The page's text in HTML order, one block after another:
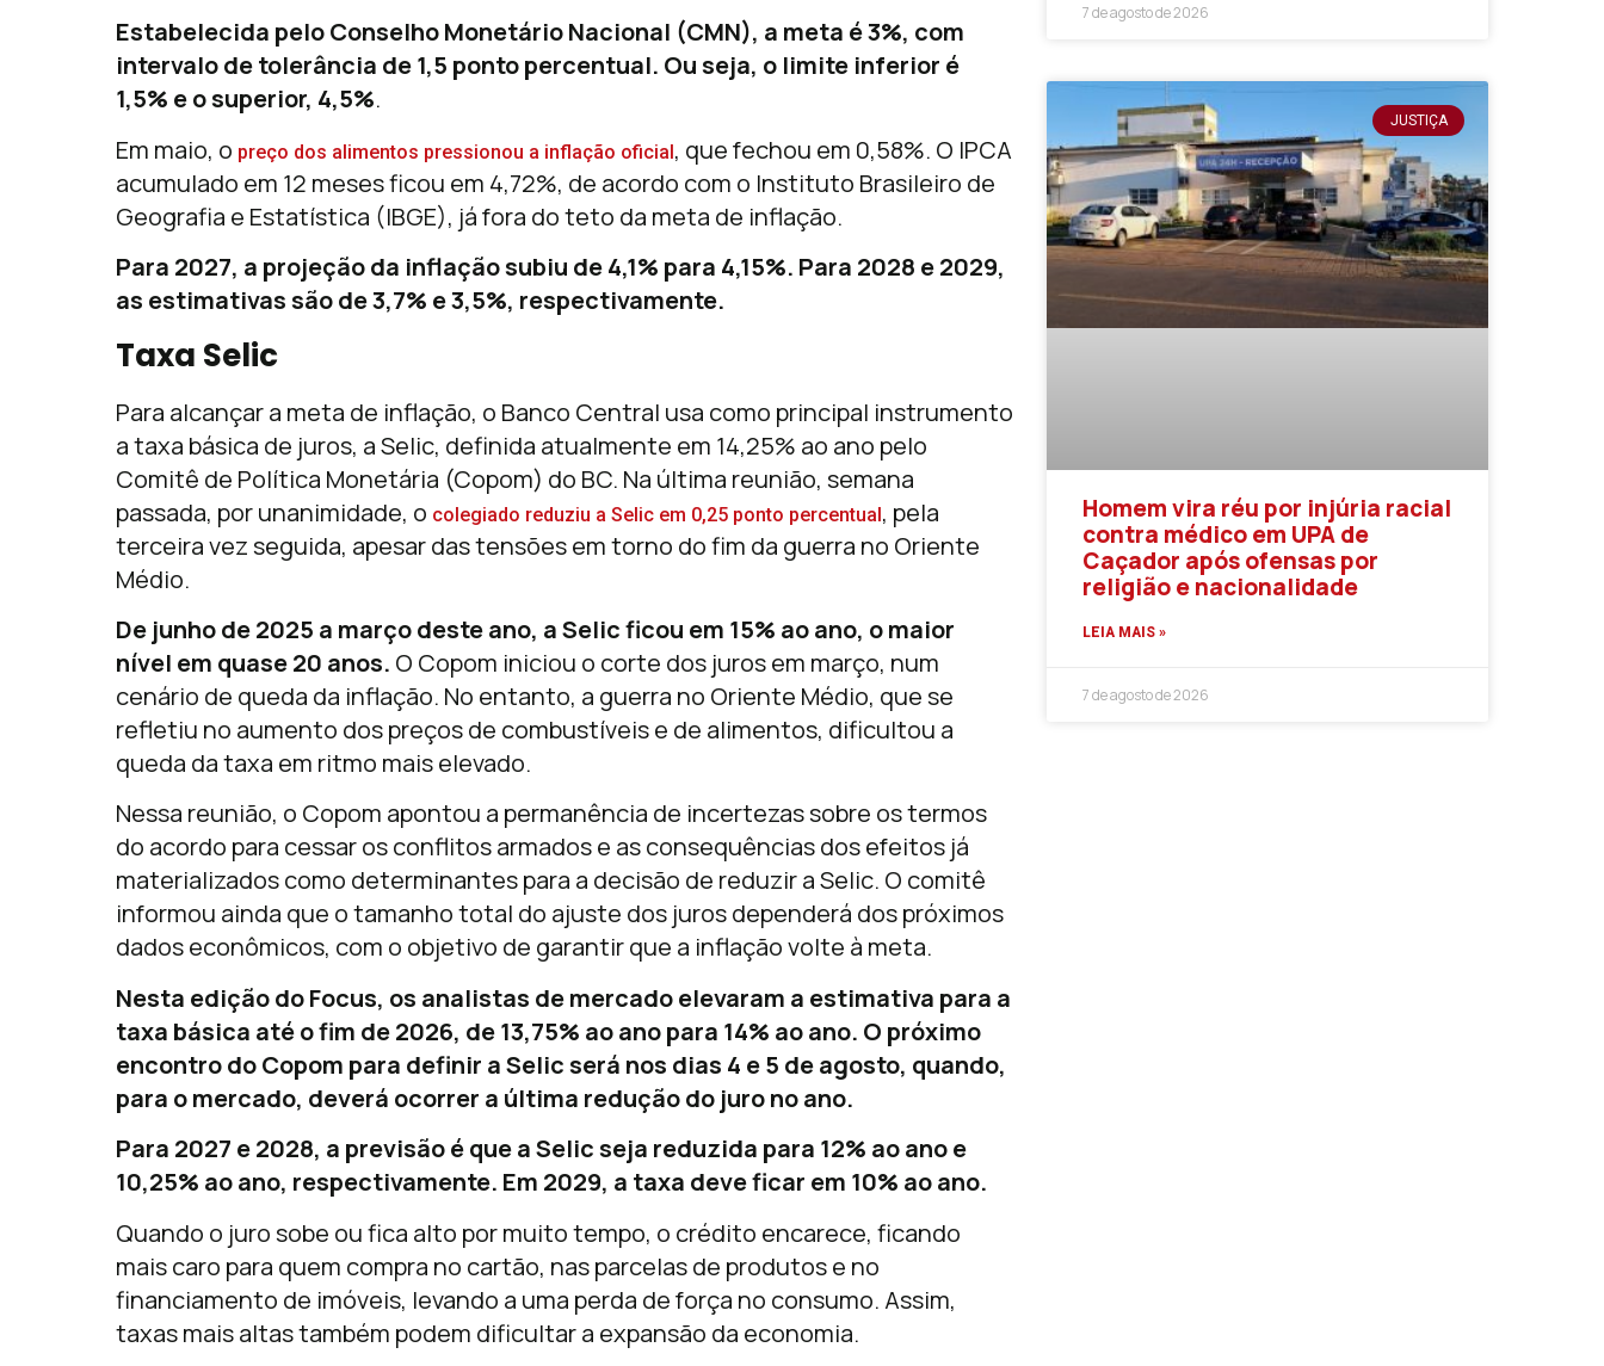
Estabelecida pelo Conselho Monetário Nacional (CMN), a meta é 3%, com
intervalo de tolerância de 1,5 ponto percentual. Ou seja, o limite inferior é
1,5% e o superior, 4,5%.
Em maio, o preço dos alimentos pressionou a inflação oficial, que fechou em 0,58%. O IPCA
acumulado em 12 meses ficou em 4,72%, de acordo com o Instituto Brasileiro de
Geografia e Estatística (IBGE), já fora do teto da meta de inflação.
Para 2027, a projeção da inflação subiu de 4,1% para 4,15%. Para 2028 e 2029,
as estimativas são de 3,7% e 3,5%, respectivamente.
Taxa Selic
Para alcançar a meta de inflação, o Banco Central usa como principal instrumento
a taxa básica de juros, a Selic, definida atualmente em 14,25% ao ano pelo
Comitê de Política Monetária (Copom) do BC. Na última reunião, semana
passada, por unanimidade, o colegiado reduziu a Selic em 0,25 ponto percentual, pela
terceira vez seguida, apesar das tensões em torno do fim da guerra no Oriente
Médio.
De junho de 2025 a março deste ano, a Selic ficou em 15% ao ano, o maior
nível em quase 20 anos. O Copom iniciou o corte dos juros em março, num
cenário de queda da inflação. No entanto, a guerra no Oriente Médio, que se
refletiu no aumento dos preços de combustíveis e de alimentos, dificultou a
queda da taxa em ritmo mais elevado.
Nessa reunião, o Copom apontou a permanência de incertezas sobre os termos
do acordo para cessar os conflitos armados e as consequências dos efeitos já
materializados como determinantes para a decisão de reduzir a Selic. O comitê
informou ainda que o tamanho total do ajuste dos juros dependerá dos próximos
dados econômicos, com o objetivo de garantir que a inflação volte à meta.
Nesta edição do Focus, os analistas de mercado elevaram a estimativa para a
taxa básica até o fim de 2026, de 13,75% ao ano para 14% ao ano. O próximo
encontro do Copom para definir a Selic será nos dias 4 e 5 de agosto, quando,
para o mercado, deverá ocorrer a última redução do juro no ano.
Para 2027 e 2028, a previsão é que a Selic seja reduzida para 12% ao ano e
10,25% ao ano, respectivamente. Em 2029, a taxa deve ficar em 10% ao ano.
Quando o juro sobe ou fica alto por muito tempo, o crédito encarece, ficando
mais caro para quem compra no cartão, nas parcelas de produtos e no
financiamento de imóveis, levando a uma perda de força no consumo. Assim,
taxas mais altas também podem dificultar a expansão da economia.
7 de agosto de 2026
JUSTIÇA
Homem vira réu por injúria racial
contra médico em UPA de
Caçador após ofensas por
religião e nacionalidade
LEIA MAIS »
7 de agosto de 2026